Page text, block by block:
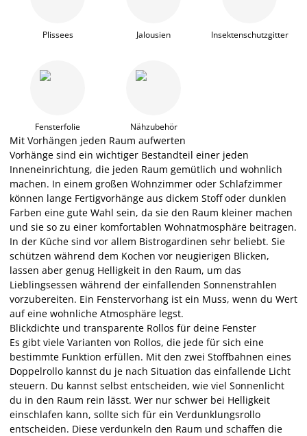
Plissees Jalousien Insektenschutzgitter
Fensterfolie Nähzubehör
Mit Vorhängen jeden Raum aufwerten
Vorhänge sind ein wichtiger Bestandteil einer jeden
Inneneinrichtung, die jeden Raum gemütlich und wohnlich
machen. In einem großen Wohnzimmer oder Schlafzimmer
können lange Fertigvorhänge aus dickem Stoff oder dunklen
Farben eine gute Wahl sein, da sie den Raum kleiner machen
und sie so zu einer komfortablen Wohnatmosphäre beitragen.
In der Küche sind vor allem Bistrogardinen sehr beliebt. Sie
schützen während dem Kochen vor neugierigen Blicken,
lassen aber genug Helligkeit in den Raum, um das
Lieblingsessen während der einfallenden Sonnenstrahlen
vorzubereiten. Ein Fenstervorhang ist ein Muss, wenn du Wert
auf eine wohnliche Atmosphäre legst.
Blickdichte und transparente Rollos für deine Fenster
Es gibt viele Varianten von Rollos, die jede für sich eine
bestimmte Funktion erfüllen. Mit den zwei Stoffbahnen eines
Doppelrollo kannst du je nach Situation das einfallende Licht
steuern. Du kannst selbst entscheiden, wie viel Sonnenlicht
du in den Raum rein lässt. Wer nur schwer bei Helligkeit
einschlafen kann, sollte sich für ein Verdunklungsrollo
entscheiden. Diese verdunkeln den Raum und schaffen die